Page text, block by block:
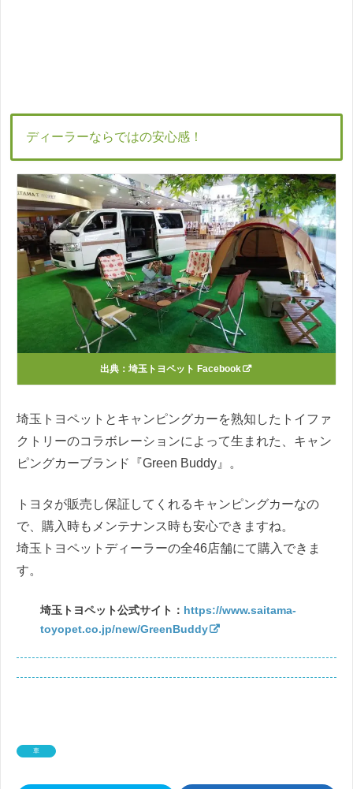
ディーラーならではの安心感！
出典： 埼玉トヨペット Facebook
埼玉トヨペットとキャンピングカーを熟知したトイファ
クトリーのコラボレーションによって生まれた、キャン
ピングカーブランド『Green Buddy』。
トヨタが販売し保証してくれるキャンピングカーなの
で、購入時もメンテナンス時も安心できますね。
埼玉トヨペットディーラーの全46店舗にて購入できま
す。
埼玉トヨペット公式サイト： https://www.saitama-
toyopet.co.jp/new/GreenBuddy
車